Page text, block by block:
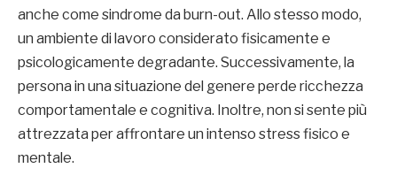
anche come sindrome da burn-out. Allo stesso modo,
un ambiente di lavoro considerato fisicamente e
psicologicamente degradante. Successivamente, la
persona in una situazione del genere perde ricchezza
comportamentale e cognitiva. Inoltre, non si sente più
attrezzata per affrontare un intenso stress fisico e
mentale.